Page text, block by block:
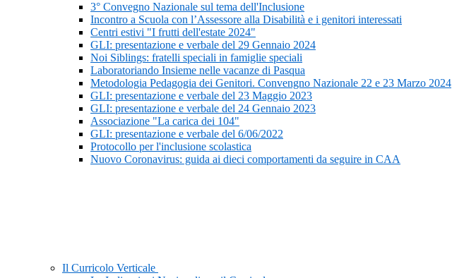
3° Convegno Nazionale sul tema dell'Inclusione
Incontro a Scuola con l’Assessore alla Disabilità e i genitori interessati
Centri estivi "I frutti dell'estate 2024"
GLI: presentazione e verbale del 29 Gennaio 2024
Noi Siblings: fratelli speciali in famiglie speciali
Laboratoriando Insieme nelle vacanze di Pasqua
Metodologia Pedagogia dei Genitori. Convengno Nazionale 22 e 23 Marzo 2024
GLI: presentazione e verbale del 23 Maggio 2023
GLI: presentazione e verbale del 24 Gennaio 2023
Associazione "La carica dei 104"
GLI: presentazione e verbale del 6/06/2022
Protocollo per l'inclusione scolastica
Nuovo Coronavirus: guida ai dieci comportamenti da seguire in CAA
Il Curricolo Verticale